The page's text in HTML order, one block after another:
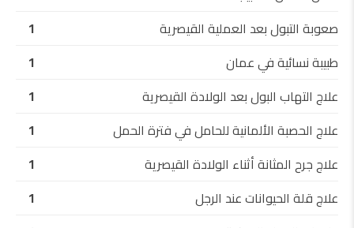
صعوبة التبول بعد العملية القيصرية
1
طبيبة نسائية في عمان
1
علاج التهاب البول بعد الولادة القيصرية
1
علاج الحصبة الألمانية للحامل في فترة الحمل
1
علاج جرح المثانة أثناء الولادة القيصرية
1
علاج قلة الحيوانات عند الرجل
1